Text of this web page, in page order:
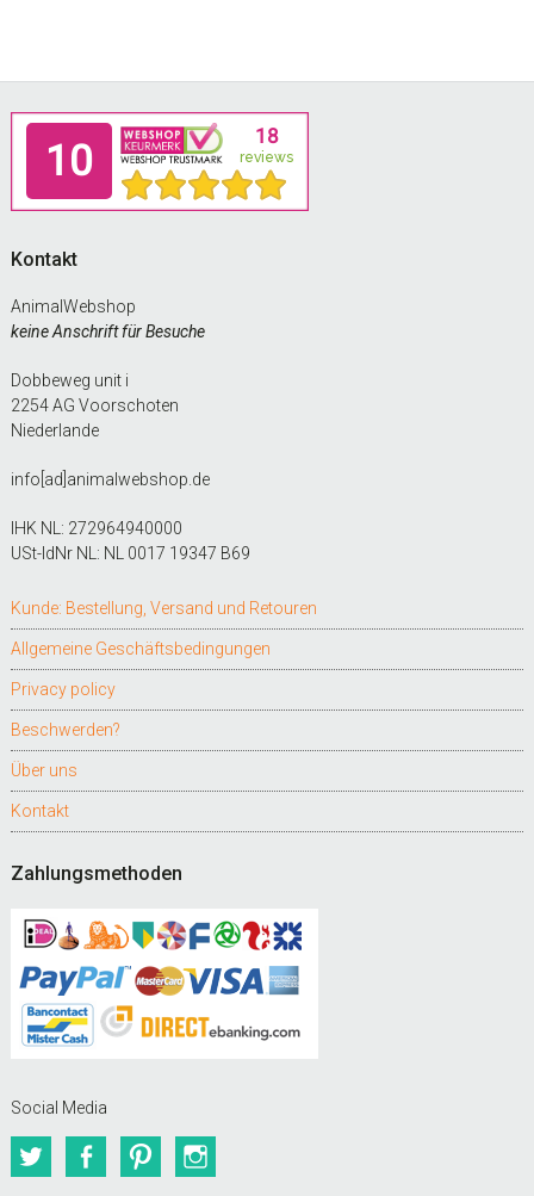
Footer
Kontakt
AnimalWebshop
keine Anschrift für Besuche
Dobbeweg unit i
2254 AG Voorschoten
Niederlande
info[ad]animalwebshop.de
IHK NL: 272964940000
USt-IdNr NL: NL 0017 19347 B69
Kunde: Bestellung, Versand und Retouren
Allgemeine Geschäftsbedingungen
Privacy policy
Beschwerden?
Über uns
Kontakt
Zahlungsmethoden
Social Media
TwitterFacebookPinterest